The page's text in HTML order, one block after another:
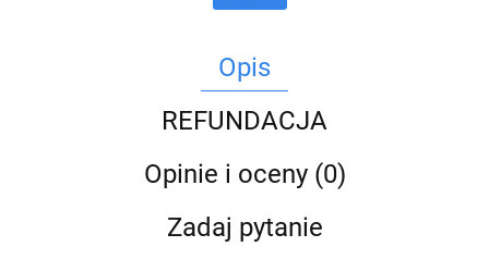
Opis
REFUNDACJA
Opinie i oceny (0)
Zadaj pytanie